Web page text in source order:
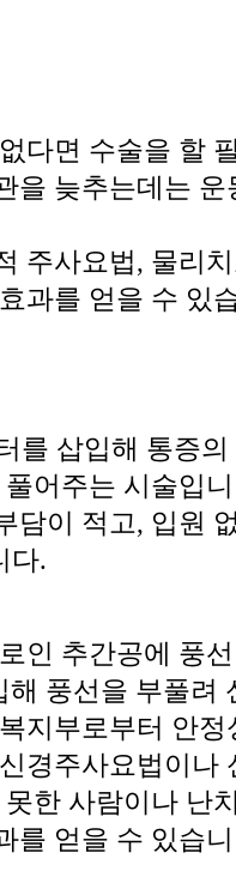
다면 수술을 할
을 늦추는데는
주사요법, 물리
과를 얻을 수 있
를 삽입해 통증
어주는 시술입
담이 적고, 입원
다.
인 추간공에 풍
풍선을 부풀려
지부로부터 안
경주사요법이나
한 사람이나 난
를 얻을 수 있습